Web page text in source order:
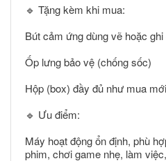
🔹 Tặng kèm khi mua:
Bút cảm ứng dùng vẽ hoặc
Ốp lưng bảo vệ (chống sốc)
Hộp (box) đầy đủ như mua mới
🔹 Ưu điểm:
Máy hoạt động ổn định, phù
phim, chơi game nhẹ, làm